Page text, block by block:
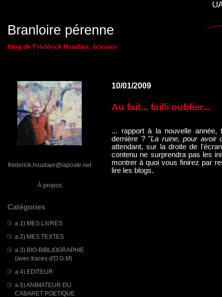
Branloire pérenne
blog de Frédérick Houdaer, écrivain
frederick.houdaer@laposte.net
À propos
Catégories
a.1) MES LIVRES
a.2) MES TEXTES
a.3) BIO-BIBLIOGRAPHIE
(avec traces d'O.G.M)
a.4) EDITEUR
a.5) ANIMATEUR DU
CABARET POETIQUE
10/01/2009
Au fait... failli oublier...
... rapport à la nouvelle
dernière ? "La ruine, pour avoir
attendant, sur la droite de
contenu ne surprendra pas les
montrer à quoi vous finirez par
lire les blogs.